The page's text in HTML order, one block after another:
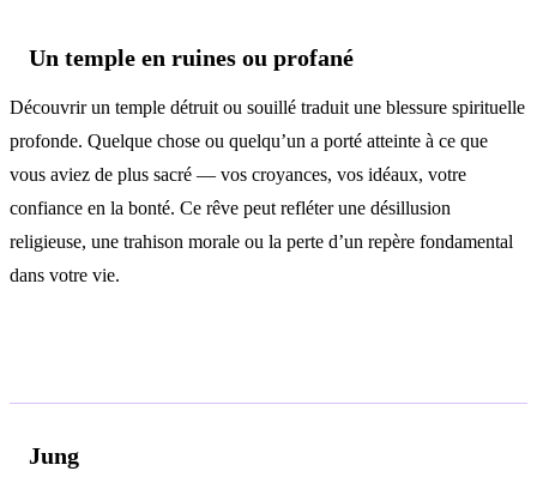
Un temple en ruines ou profané
Découvrir un temple détruit ou souillé traduit une blessure spirituelle
profonde. Quelque chose ou quelqu’un a porté atteinte à ce que
vous aviez de plus sacré — vos croyances, vos idéaux, votre
confiance en la bonté. Ce rêve peut refléter une désillusion
religieuse, une trahison morale ou la perte d’un repère fondamental
dans votre vie.
Jung